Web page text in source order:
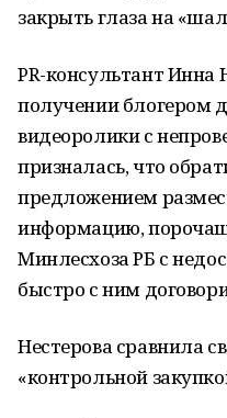
закрыть глаза на
PR-консультант Инна
получении блогером
видеоролики с
призналась, что
предложением
информацию,
Минлесхоза РБ с
быстро с ним
Нестерова сравнила
«контрольной